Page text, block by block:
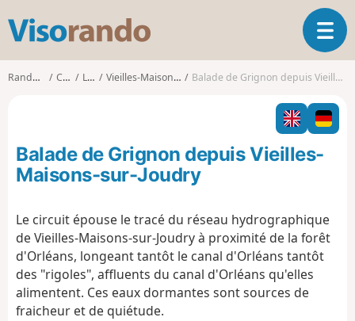
s
o
o
O
u
v
i
r
l
i
g
Randonnées Centre Loiret Vieilles-Maisons-sur-Joudry Balade de Grignon depuis Vieilles-Maisons-sur-Joudry
Balade de Grignon depuis Vieilles-
Maisons-sur-Joudry
Le circuit épouse le tracé du réseau hydrographique
de Vieilles-Maisons-sur-Joudry à proximité de la forêt
d'Orléans, longeant tantôt le canal d'Orléans tantôt
des "rigoles", affluents du canal d'Orléans qu'elles
alimentent. Ces eaux dormantes sont sources de
fraicheur et de quiétude.